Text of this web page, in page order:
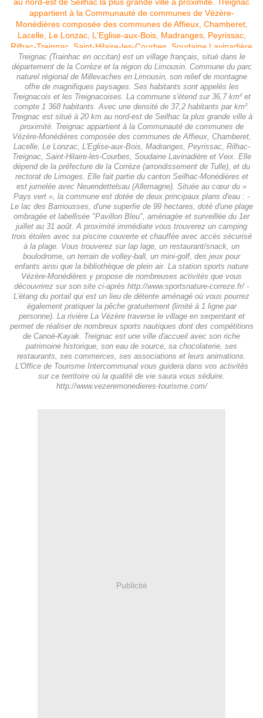
Treignac (Trainhac en occitan) est un village français, situé dans le
département de la Corrèze et la région du Limousin. Commune du parc
naturel régional de Millevaches en Limousin, son relief de montagne
offre de magnifiques paysages. Ses habitants sont appelés les
Treignacois et les Treignacoises. La commune s'étend sur 36,7 km² et
compte 1 368 habitants. Avec une densité de 37,2 habitants par km².
Treignac est situé à 20 km au nord-est de Seilhac la plus grande ville à
proximité. Treignac appartient à la Communauté de communes de
Vézère-Monédières composée des communes de Affieux, Chamberet,
Lacelle, Le Lonzac, L'Eglise-aux-Bois, Madranges, Peyrissac, Rilhac-
Treignac, Saint-Hilaire-les-Courbes, Soudaine Lavinadière et Veix. Elle
dépend de la préfecture de la Corrèze (arrondissement de Tulle), et du
rectorat de Limoges. Elle fait partie du canton Seilhac-Monédières et
est jumelée avec Neuendettelsau (Allemagne). Située au cœur du «
Pays vert », la commune est dotée de deux principaux plans d'eau : -
Le lac des Barriousses, d'une superfie de 99 hectares, doté d'une plage
ombragée et labellisée "Pavillon Bleu", aménagée et surveillée du 1er
juillet au 31 août. A proximité immédiate vous trouverez un camping
trois étoiles avec sa piscine couverte et chauffée avec accès sécurisé
à la plage. Vous trouverez sur lap lage, un restaurant/snack, un
boulodrome, un terrain de volley-ball, un mini-golf, des jeux pour
enfants ainsi que la bibliothèque de plein air. La station sports nature
Vézère-Monédières y propose de nombreuses activités que vous
découvrirez sur son site ci-après http://www.sportsnature-correze.fr/ -
L'étang du portail qui est un lieu de détente aménagé où vous pourrez
également pratiquer la pêche gratuitement (limité à 1 ligne par
personne). La rivière La Vézère traverse le village en serpentant et
permet de réaliser de nombreux sports nautiques dont des compétitions
de Canoë-Kayak. Treignac est une ville d'accueil avec son riche
patrimoine historique, son eau de source, sa chocolaterie, ses
restaurants, ses commerces, ses associations et leurs animations.
L'Office de Tourisme Intercommunal vous guidera dans vos activités
sur ce territoire où la qualité de vie saura vous séduire.
http://www.vezeremonedieres-tourisme.com/
Publicité